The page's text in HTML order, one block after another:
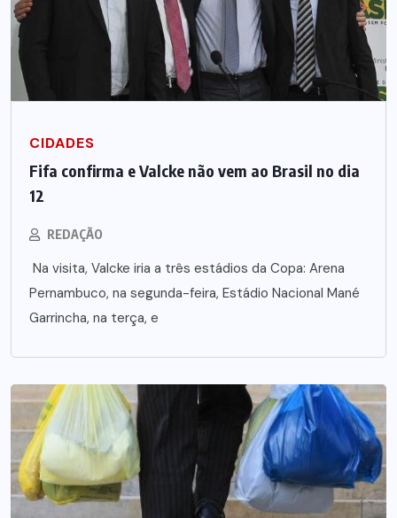
CIDADES
Fifa confirma e Valcke não vem ao Brasil no dia
12
REDAÇÃO
Na visita, Valcke iria a três estádios da Copa: Arena
Pernambuco, na segunda-feira, Estádio Nacional Mané
Garrincha, na terça, e